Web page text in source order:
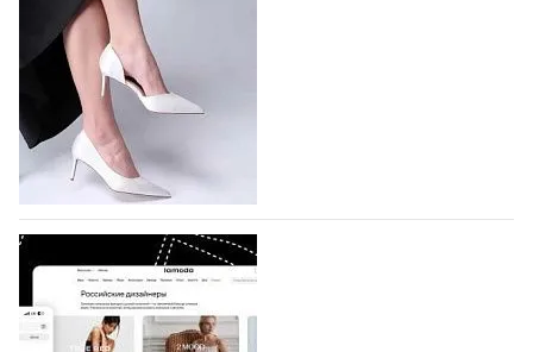
подано 1047 заявок
На участие в седьмой Московской неделе моды,
которая пройдет в российской столице с 26 сентября
по 1 октября, уже подано 1047 заявок. Примерно
половину из них (494) прислали дизайнеры,
коллекции которых не были представлены в…
07.08.2026 714
BALLINA представит свои новинки на Euro
Shoes
Компания BALLINA Guangzhou Lihuang Footwear